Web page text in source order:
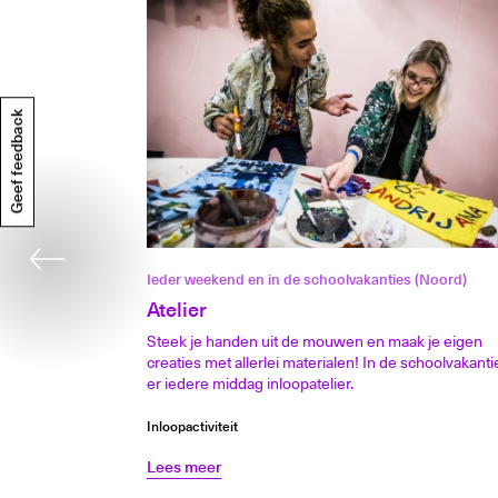
Ieder weekend en in de schoolvakanties (Noord)
Atelier
Steek je handen uit de mouwen en maak je eigen
creaties met allerlei materialen! In de
er iedere middag inloopatelier.
Inloopactiviteit
Lees meer
Geef feedback